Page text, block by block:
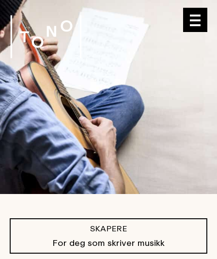
SKAPERE
For deg som skriver musikk